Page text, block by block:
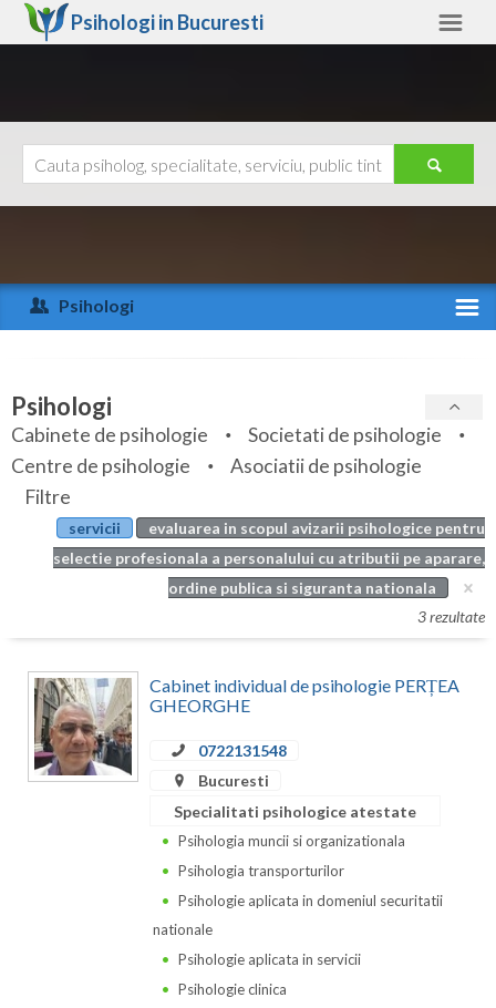
Psihologi in Bucuresti
Arad
Arges
Bihor
Bistrita-Nasaud
Botosani
Braila
Bucuresti
Buzau
Calarasi
Caras-Severin
Ajutor
Psihologi
Specialitati
Servicii
Articole
Evenimente
Psihologi
Cabinete de psihologie
Societati de psihologie
Centre de psihologie
Asociatii de psihologie
Filtre
servicii
evaluarea in scopul avizarii psihologice pentru
selectie profesionala a personalului cu atributii pe aparare,
ordine publica si siguranta nationala
3 rezultate
Cabinet individual de psihologie PERȚEA
GHEORGHE
0722131548
Bucuresti
Specialitati psihologice atestate
Psihologia muncii si organizationala
Psihologia transporturilor
Psihologie aplicata in domeniul securitatii
nationale
Psihologie aplicata in servicii
Psihologie clinica